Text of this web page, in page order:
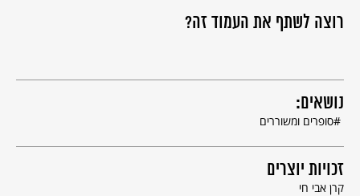
רוצה לשתף את העמוד זה?
משיריה הולחנו והיו לחלק מן התרבות הישראלית
של ימינו.
נושאים:
סופרים ומשוררים
זכויות יוצרים
קרן אבי חי